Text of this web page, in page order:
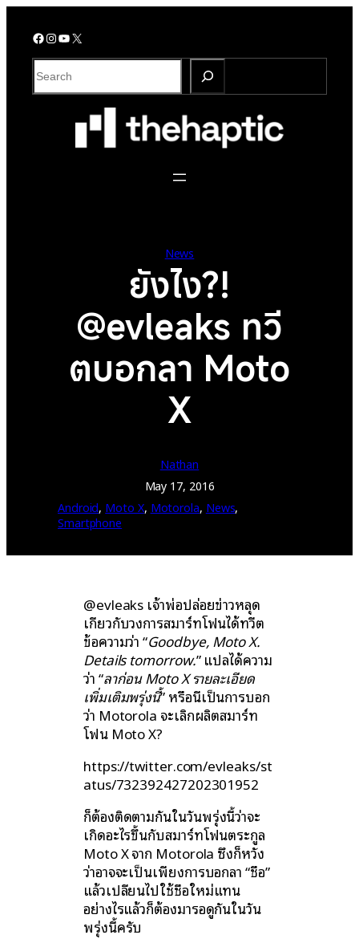
Facebook InstagramYouTube X
S
e
News
ยังไง?!
@evleaks ทวี
ตบอกลา Moto
X
Nathan
May 17, 2016
Android, Moto X, Motorola, News
Smartphone
@evleaks เจ้าพ่อปล่อยข่าวหลุด
เกี่ยวกับวงการสมาร์ทโฟนได้ทวีต
ข้อความว่า “Goodbye, Moto X.
Details tomorrow.” แปลได้ความ
ว่า “ลาก่อน Moto X รายละเอียด
เพิ่มเติมพรุ่งนี้” หรือนี่เป็นการบอก
ว่า Motorola จะเลิกผลิตสมาร์ท
โฟน Moto X?
https://twitter.com/evleaks/st
atus/732392427202301952
ก็ต้องติดตามกันในวันพรุ่งนี้ว่าจะ
เกิดอะไรขึ้นกับสมาร์ทโฟนตระกูล
Moto X จาก Motorola ซึ่งก็หวัง
ว่าอาจจะเป็นเพียงการบอกลา “ชื่อ”
แล้วเปลี่ยนไปใช้ชื่อใหม่แทน
อย่างไรแล้วก็ต้องมารอดูกันในวัน
พรุ่งนี้ครับ